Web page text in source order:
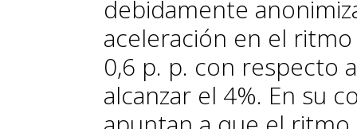
debidamente
aceleración en el
0,6 p. p. con respecto
alcanzar el 4%. En su